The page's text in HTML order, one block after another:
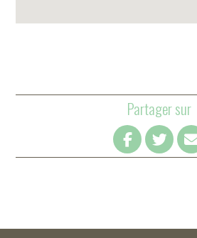
Partager sur